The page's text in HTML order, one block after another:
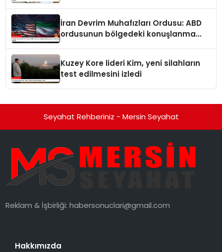
İran Devrim Muhafızları Ordusu: ABD
ordusunun bölgedeki konuşlanma
Kuzey Kore lideri Kim, yeni silahların
test edilmesini izledi
Seyahat Rehberiniz - Mersin Seyahat
Reklam & İşbirliği:habersonuclari@gmail.com
Hakkımızda